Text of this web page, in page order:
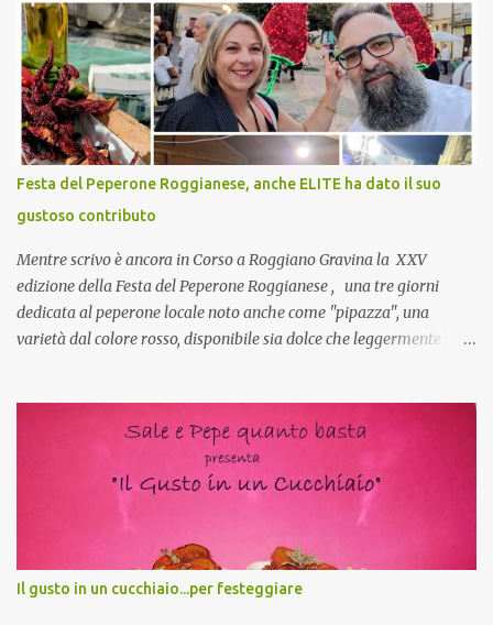
pranzo, racconta un po'! Perchè io avrò ospiti e cerco degli spunti...
Cuocapercaso : A dire il vero domenica prossima non preparo
nulla perché vado al Pranzo Aziendale di fine anno organizzato dai
mie capi! CoCo : Pranzo aziendale? Una bella idea! Cuocapercaso :
si, è un modo per riunirsi tutti a fine anno e tirare le somme…
naturalmente mangiando tutti insieme, con grande convivialità!
CoCo : è naturale il cibo, come sappiamo bene, funziona spesso da
collante e anche nel lavoro riesce a creare spesso l’ambiente
favorevole per molte belle opportunità, non trovi? Cuocapercaso :
Si, concordo! …addirittura si dice...
Festa del Peperone Roggianese, anche ELITE ha dato il suo
gustoso contributo
Mentre scrivo è ancora in Corso a Roggiano Gravina la XXV
edizione della Festa del Peperone Roggianese , una tre giorni
dedicata al peperone locale noto anche come "pipazza", una
varietà dal colore rosso, disponibile sia dolce che leggermente
(Pat) della Calabria. Un ingrediente versatile in cucina, utilizzato
fresco o essiccato in ricette della tradizione o in piatti innovativi.
Durante la prima serata dell'evento abbiamo avuto prova della
versatilità di questo ingrediente durante il "2° Concorso
Gastronomico di piatti a base di peperone Roggianese" ideato da
Gina Santagata , presidente dell'associazione Mongolfiera, che ha
visto coinvolte tante associazioni attive sul territorio che hanno
voluto partecipare presentando un loro piatto a base di peperone.
Il gusto in un cucchiaio...per festeggiare